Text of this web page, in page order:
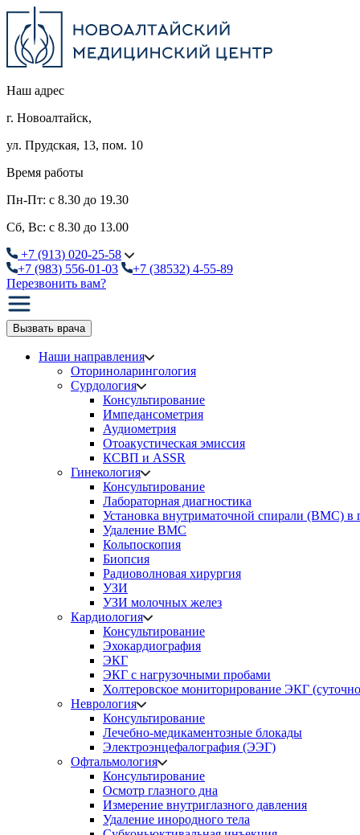
Наш адрес
г. Новоалтайск,
ул. Прудская, 13, пом. 10
Время работы
Пн-Пт: с 8.30 до 19.30
Сб, Вс: с 8.30 до 13.00
+7 (913) 020-25-58
+7 (983) 556-01-03 +7 (38532) 4-55-89
Перезвонить вам?
Вызвать врача
Наши направления
Оториноларингология
Сурдология
Консультирование
Импедансометрия
Аудиометрия
Отоакустическая эмиссия
КСВП и ASSR
Гинекология
Консультирование
Лабораторная диагностика
Установка внутриматочной спирали (ВМС) в
Удаление ВМС
Кольпоскопия
Биопсия
Радиоволновая хирургия
УЗИ
УЗИ молочных желез
Кардиология
Консультирование
Эхокардиография
ЭКГ
ЭКГ с нагрузочными пробами
Холтеровское мониторирование ЭКГ
Неврология
Консультирование
Лечебно-медикаментозные блокады
Электроэнцефалография (ЭЭГ)
Офтальмология
Консультирование
Осмотр глазного дна
Измерение внутриглазного давления
Удаление инородного тела